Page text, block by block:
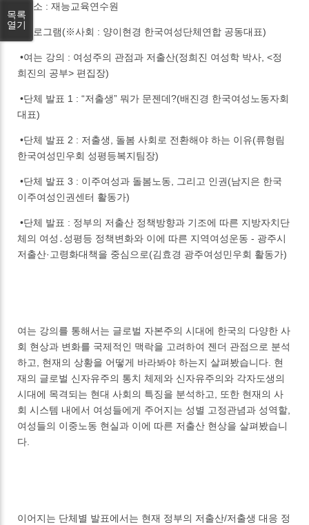
- 장소 : 재능교육연수원
- 프로그램(※사회 : 양이현경 한국여성단체연합 공동대표)
•여는 강의 : 여성주의 관점과 저출산(정희진 여성학 박사, <정
희진의 공부> 편집장)
•단체 발표 1 : “저출생” 뭐가 문젠데?(배진경 한국여성노동자회
대표)
•단체 발표 2 : 저출생, 돌봄 사회로 전환해야 하는 이유(류형림
한국여성민우회 성평등복지팀장)
•단체 발표 3 : 이주여성과 돌봄노동, 그리고 인권(남지은 한국
이주여성인권센터 활동가)
•단체 발표 : 정부의 저출산 정책방향과 기조에 따른 지방자치단
체의 여성․성평등 정책변화와 이에 따른 지역여성운동 - 광주시
저출산·고령화대책을 중심으로(김효경 광주여성민우회 활동가)
여는 강의를 통해서는 글로벌 자본주의 시대에 한국의 다양한 사
회 현상과 변화를 국제적인 맥락을 고려하여 젠더 관점으로 분석
하고, 현재의 상황을 어떻게 바라봐야 하는지 살펴봤습니다. 현
재의 글로벌 신자유주의 통치 체제와 신자유주의와 각자도생의
시대에 목격되는 현대 사회의 특징을 분석하고, 또한 현재의 사
회 시스템 내에서 여성들에게 주어지는 성별 고정관념과 성역할,
여성들의 이중노동 현실과 이에 따른 저출산 현상을 살펴봤습니
다.
이어지는 단체별 발표에서는 현재 정부의 저출산/저출생 대응 정
목록
열기